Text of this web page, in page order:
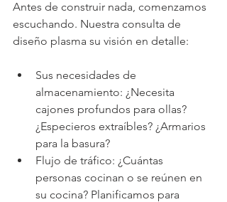
Antes de construir nada, comenzamos
escuchando. Nuestra consulta de
diseño plasma su visión en detalle:
Sus necesidades de
almacenamiento: ¿Necesita
cajones profundos para ollas?
¿Especieros extraíbles? ¿Armarios
para la basura?
Flujo de tráfico: ¿Cuántas
personas cocinan o se reúnen en
su cocina? Planificamos para